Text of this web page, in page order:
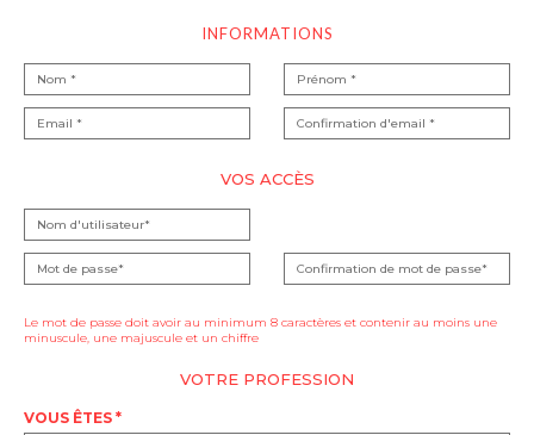
INFORMATIONS
VOS ACCÈS
Le mot de passe doit avoir au minimum 8 caractères et contenir au moins une
minuscule, une majuscule et un chiffre
VOTRE PROFESSION
VOUS ÊTES *